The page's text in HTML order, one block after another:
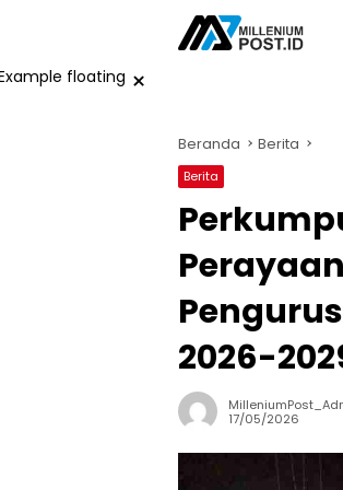
×
Beranda Berita
Berita
2026-
17/05/2026